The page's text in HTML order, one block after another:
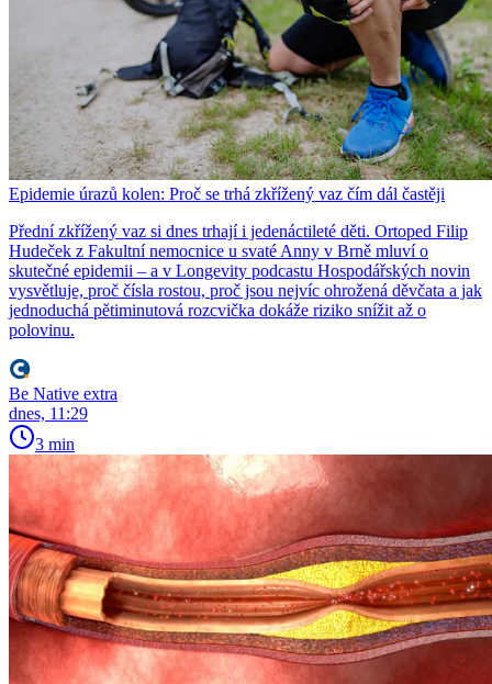
Epidemie úrazů kolen: Proč se trhá zkřížený vaz čím dál častěji
Přední zkřížený vaz si dnes trhají i jedenáctileté děti. Ortoped Filip
Hudeček z Fakultní nemocnice u svaté Anny v Brně mluví o
skutečné epidemii – a v Longevity podcastu Hospodářských novin
vysvětluje, proč čísla rostou, proč jsou nejvíc ohrožená děvčata a jak
jednoduchá pětiminutová rozcvička dokáže riziko snížit až o
polovinu.
Be Native extra
dnes, 11:29
3 min